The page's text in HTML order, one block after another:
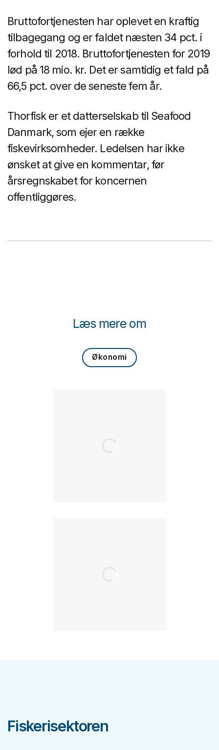
Bruttofortjenesten har oplevet en kraftig
tilbagegang og er faldet næsten 34 pct. i
forhold til 2018. Bruttofortjenesten for 2019
lød på 18 mio. kr. Det er samtidig et fald på
66,5 pct. over de seneste fem år.
Thorfisk er et datterselskab til Seafood
Danmark, som ejer en række
fiskevirksomheder. Ledelsen har ikke
ønsket at give en kommentar, før
årsregnskabet for koncernen
offentliggøres.
Læs mere om
Økonomi
Fiskerisektoren